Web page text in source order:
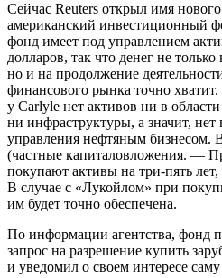
Сейчас Reuters открыл имя
американский инвестиционный
фонд имеет под управлением
долларов, так что денег не только
но и на продолжение
финансового рынка точно
у Carlyle нет активов ни в
ни инфраструктуры, а значит, нет
управления нефтяным бизнесом.
(частные капиталовложения. —
покупают активы на три-пять
В случае с «Лукойлом» при
им будет точно обеспечена.
По информации агентства,
запрос на разрешение купить
и уведомил о своем интересе